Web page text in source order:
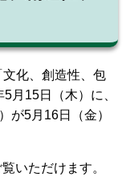
化、創造性、包
月15日（木）に、
が5月16日（金）
いただけます。